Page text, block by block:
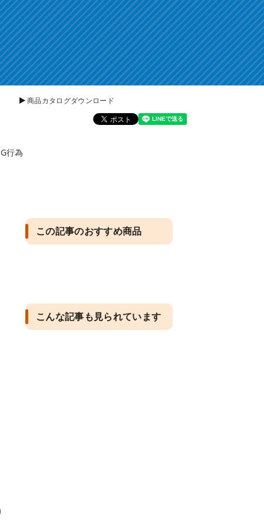
商品カタログダウンロード
行為
この記事のおすすめ商品
こんな記事も見られています